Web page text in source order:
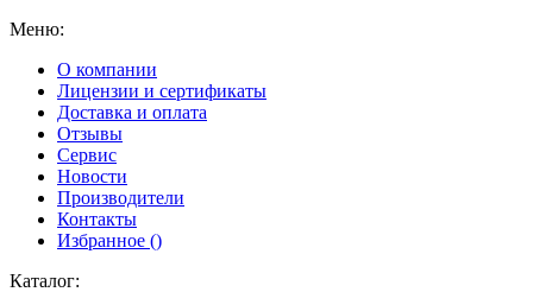
Меню:
О компании
Лицензии и сертификаты
Доставка и оплата
Отзывы
Сервис
Новости
Производители
Контакты
Избранное ()
Каталог: